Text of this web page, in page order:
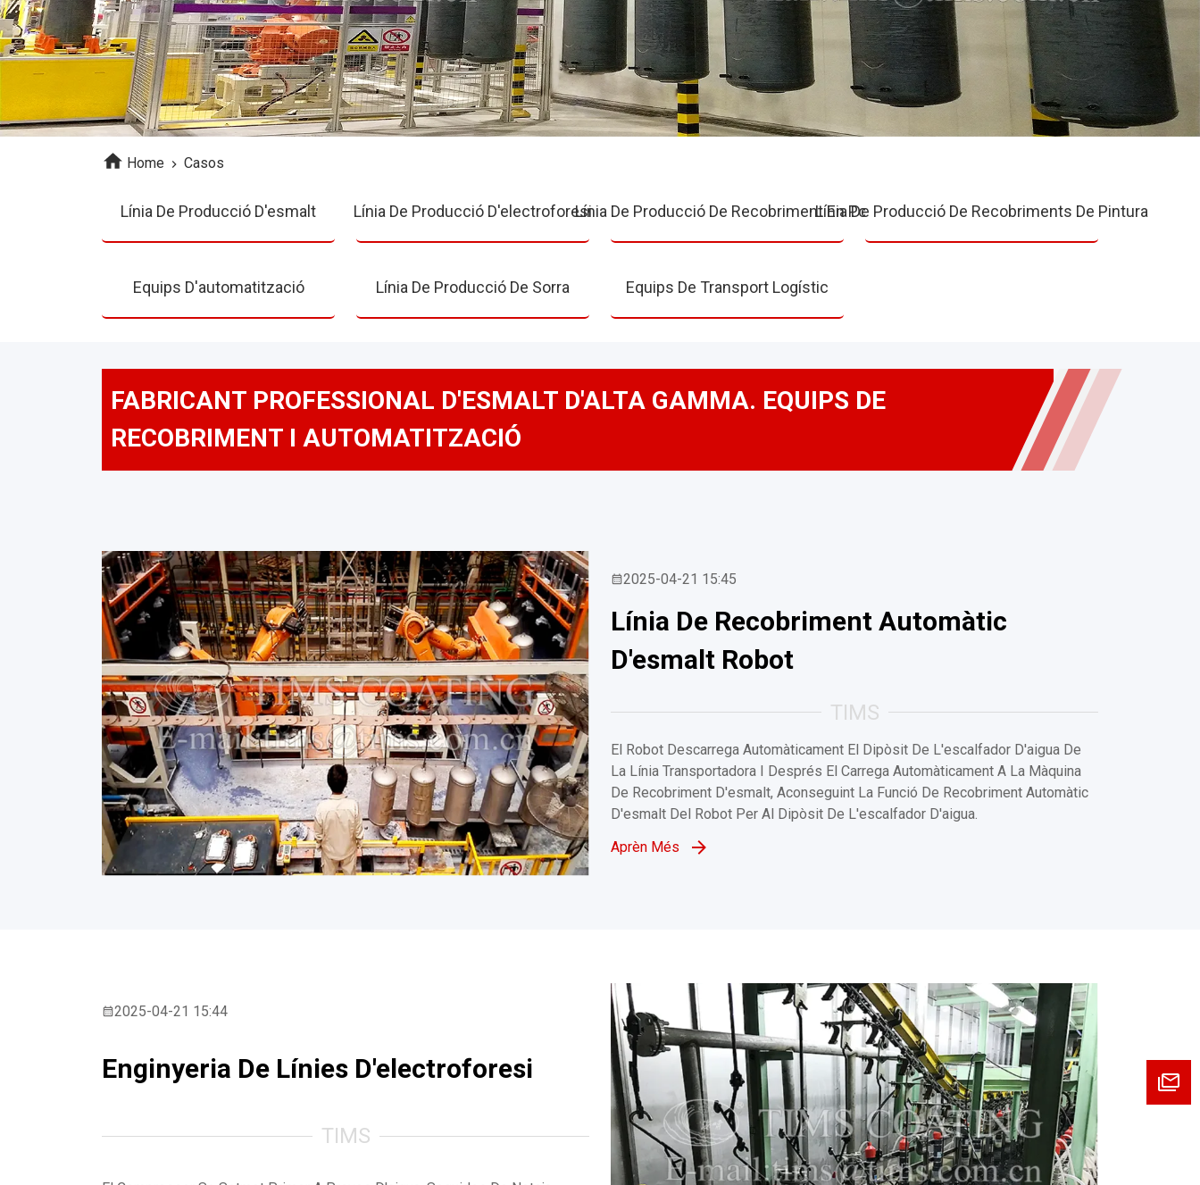
Home Casos
Línia De Producció D'esmalt Línia De Producció D'electroforesiLínia De Producció De Recobriment En PolsLínia De Producció De Recobriments De Pintura
Equips D'automatització Línia De Producció De Sorra Equips De Transport Logístic
FABRICANT PROFESSIONAL D'ESMALT D'ALTA GAMMA. EQUIPS DE
RECOBRIMENT I AUTOMATITZACIÓ
2025-04-21 15:45
Línia De Recobriment Automàtic
D'esmalt Robot
TIMS
El Robot Descarrega Automàticament El Dipòsit De L'escalfador D'aigua De
La Línia Transportadora I Després El Carrega Automàticament A La Màquina
De Recobriment D'esmalt, Aconseguint La Funció De Recobriment Automàtic
D'esmalt Del Robot Per Al Dipòsit De L'escalfador D'aigua.
Aprèn Més
2025-04-21 15:44
Enginyeria De Línies D'electroforesi
TIMS